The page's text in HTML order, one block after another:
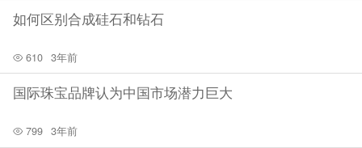
容易将油渍、污渍沾染到表面，从而掩盖光泽。因此在
该用专业的首饰清洗液清洗。
如何区别合成硅石和钻石
610 3年前
国际珠宝品牌认为中国市场潜力巨大
799 3年前